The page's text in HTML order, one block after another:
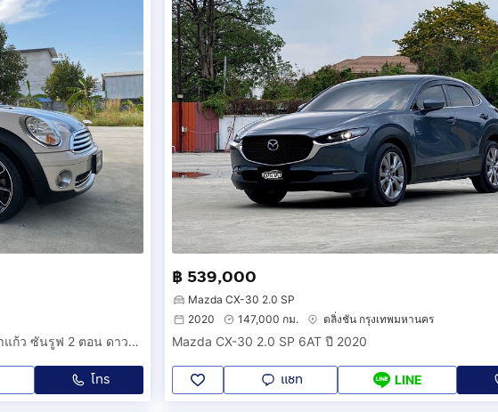
MINI COOPER R56 ปี 2010 มินิ คูเปอร์ หลังคาแก้ว ซันรูฟ 2 ตอน ดาวน์น้อย รถยุโรป ขายราคาถูก รถยนต์ สปอร์ต 2 ประตู กุยแจจานบิน COUPE HATCH
โทร
฿ 539,000
Mazda CX-30 2.0 SP
2020
147,000 กม. ตลิ่งชัน กรุงเทพมหานคร
Mazda CX-30 2.0 SP 6AT ปี 2020
แชท LINE